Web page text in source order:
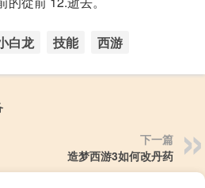
白龙 技能 西游
下一篇
造梦西游3如何改丹药